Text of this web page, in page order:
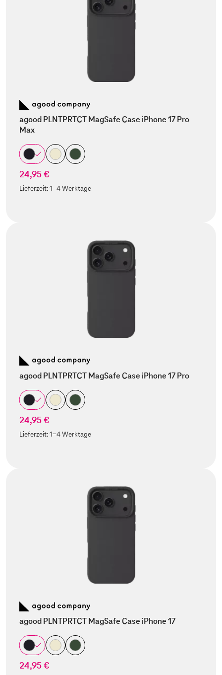
agood PLNTPRTCT MagSafe Case iPhone 17 Pro
Max
24,95 €
Lieferzeit:1-4 Werktage
agood PLNTPRTCT MagSafe Case iPhone 17 Pro
24,95 €
Lieferzeit:1-4 Werktage
agood PLNTPRTCT MagSafe Case iPhone 17
24,95 €